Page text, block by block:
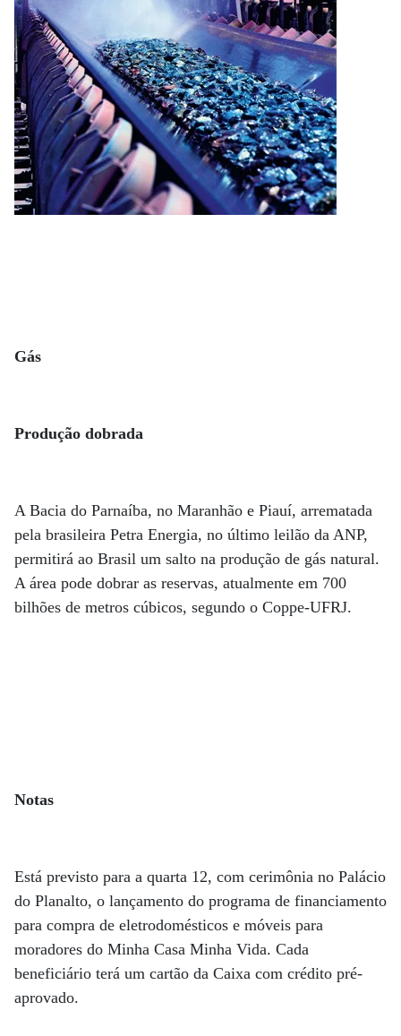
Gás
Produção dobrada
A Bacia do Parnaíba, no Maranhão e Piauí, arrematada
pela brasileira Petra Energia, no último leilão da ANP,
permitirá ao Brasil um salto na produção de gás natural.
A área pode dobrar as reservas, atualmente em 700
bilhões de metros cúbicos, segundo o Coppe-UFRJ.
Notas
Está previsto para a quarta 12, com cerimônia no Palácio
do Planalto, o lançamento do programa de financiamento
para compra de eletrodomésticos e móveis para
moradores do Minha Casa Minha Vida. Cada
beneficiário terá um cartão da Caixa com crédito pré-
aprovado.